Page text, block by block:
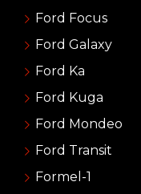
Ford Focus
Ford Galaxy
Ford Ka
Ford Kuga
Ford Mondeo
Ford Transit
Formel-1